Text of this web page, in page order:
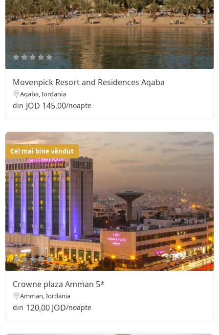
Movenpick Resort and Residences Aqaba
Aqaba, Iordania
din JOD 145,00/noapte
Cel mai bine vândut
Crowne plaza Amman 5*
Amman, Iordania
din 120,00 JOD/noapte